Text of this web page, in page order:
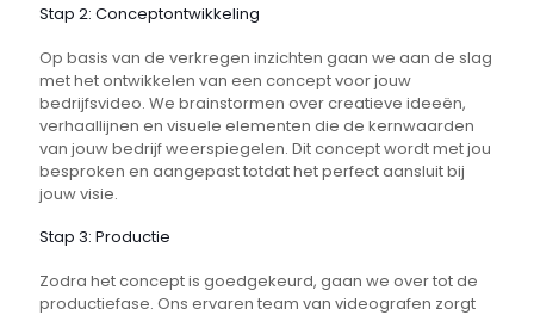
Stap 2: Conceptontwikkeling
Op basis van de verkregen inzichten gaan we aan de slag
met het ontwikkelen van een concept voor jouw
bedrijfsvideo. We brainstormen over creatieve ideeën,
verhaallijnen en visuele elementen die de kernwaarden
van jouw bedrijf weerspiegelen. Dit concept wordt met jou
besproken en aangepast totdat het perfect aansluit bij
jouw visie.
Stap 3: Productie
Zodra het concept is goedgekeurd, gaan we over tot de
productiefase. Ons ervaren team van videografen zorgt